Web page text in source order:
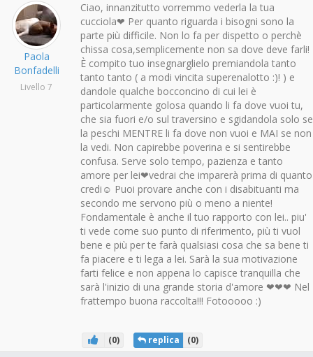
Paola
Bonfadelli
Livello 7
Ciao, innanzitutto vorremmo vederla la tua
cucciola❤ Per quanto riguarda i bisogni sono la
parte più difficile. Non lo fa per dispetto o perchè
chissa cosa,semplicemente non sa dove deve farli!
È compito tuo insegnarglielo premiandola tanto
tanto tanto ( a modi vincita superenalotto :)! ) e
dandole qualche bocconcino di cui lei è
particolarmente golosa quando li fa dove vuoi tu,
che sia fuori e/o sul traversino e sgidandola solo se
la peschi MENTRE li fa dove non vuoi e MAI se non
la vedi. Non capirebbe poverina e si sentirebbe
confusa. Serve solo tempo, pazienza e tanto
amore per lei❤vedrai che imparerà prima di quanto
credi☺ Puoi provare anche con i disabituanti ma
secondo me servono più o meno a niente!
Fondamentale è anche il tuo rapporto con lei.. piu'
ti vede come suo punto di riferimento, più ti vuol
bene e più per te farà qualsiasi cosa che sa bene ti
fa piacere e ti lega a lei. Sarà la sua motivazione
farti felice e non appena lo capisce tranquilla che
sarà l'inizio di una grande storia d'amore ❤❤❤ Nel
frattempo buona raccolta!!! Fotooooo :)
(0) replica (0)